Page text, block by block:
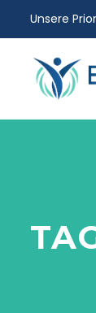
Unsere